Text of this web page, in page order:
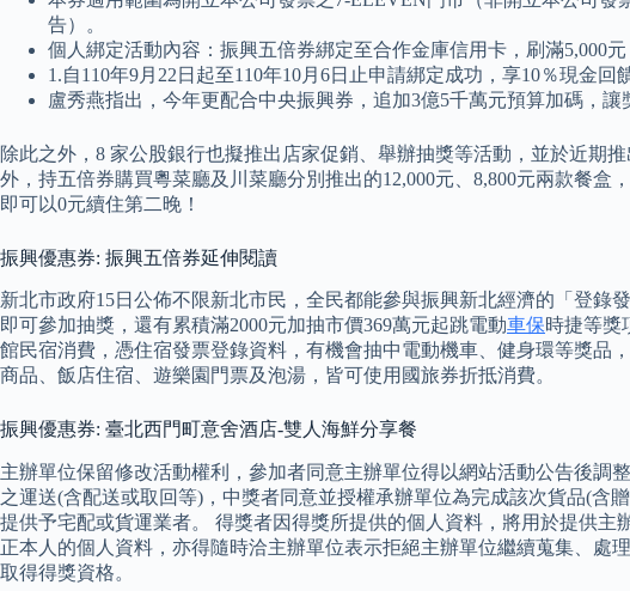
告）。
個人綁定活動內容：振興五倍券綁定至合作金庫信用卡，刷滿5,000
1.自110年9月22日起至110年10月6日止申請綁定成功，享10％現金回
盧秀燕指出，今年更配合中央振興券，追加3億5千萬元預算加碼，
除此之外，8 家公股銀行也擬推出店家促銷、舉辦抽獎等活動，並於近期
外，持五倍券購買粵菜廳及川菜廳分別推出的12,000元、8,800元兩款餐盒
即可以0元續住第二晚！
振興優惠券: 振興五倍券延伸閱讀
新北市政府15日公佈不限新北市民，全民都能參與振興新北經濟的「登錄
即可參加抽獎，還有累積滿2000元加抽市價369萬元起跳電動車保時捷等獎
館民宿消費，憑住宿發票登錄資料，有機會抽中電動機車、健身環等獎品
商品、飯店住宿、遊樂園門票及泡湯，皆可使用國旅券折抵消費。
振興優惠券: 臺北西門町意舍酒店-雙人海鮮分享餐
主辦單位保留修改活動權利，參加者同意主辦單位得以網站活動公告後
之運送(含配送或取回等)，中獎者同意並授權承辦單位為完成該次貨品(含
提供予宅配或貨運業者。 得獎者因得獎所提供的個人資料，將用於提供
正本人的個人資料，亦得隨時洽主辦單位表示拒絕主辦單位繼續蒐集、
取得得獎資格。